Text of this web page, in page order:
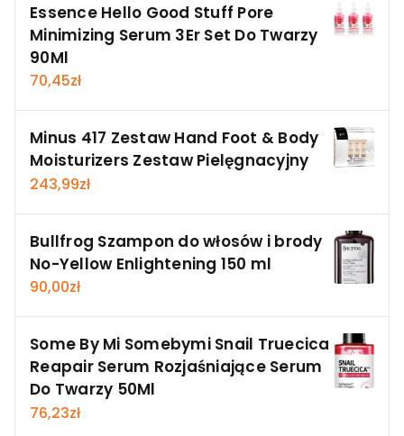
Essence Hello Good Stuff Pore
Minimizing Serum 3Er Set Do Twarzy
90Ml
70,45zł
Minus 417 Zestaw Hand Foot & Body
Moisturizers Zestaw Pielęgnacyjny
243,99zł
Bullfrog Szampon do włosów i brody
No-Yellow Enlightening 150 ml
90,00zł
Some By Mi Somebymi Snail Truecica
Reapair Serum Rozjaśniające Serum
Do Twarzy 50Ml
76,23zł